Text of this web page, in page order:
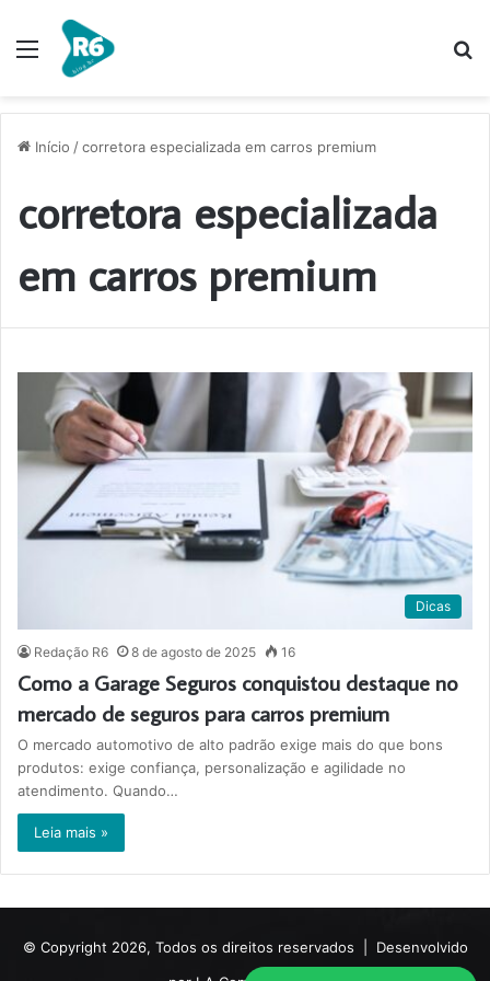
Menu
Início /corretora especializada em carros premium
corretora especializada
em carros premium
Dicas
Redação R6 8 de agosto de 2025 16
Como a Garage Seguros conquistou destaque no
mercado de seguros para carros premium
O mercado automotivo de alto padrão exige mais do que bons
produtos: exige confiança, personalização e agilidade no
atendimento. Quando…
Leia mais »
© Copyright 2026, Todos os direitos reservados | Desenvolvido